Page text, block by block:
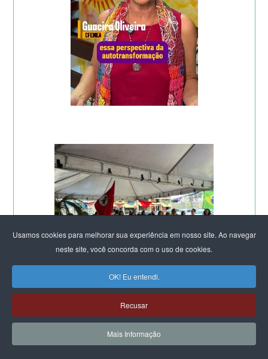
Usamos cookies para melhorar sua experiência em nosso site. Ao navegar
neste site, você concorda com o uso de cookies.
OK! Eu entendi.
Recusar
Mais Informação